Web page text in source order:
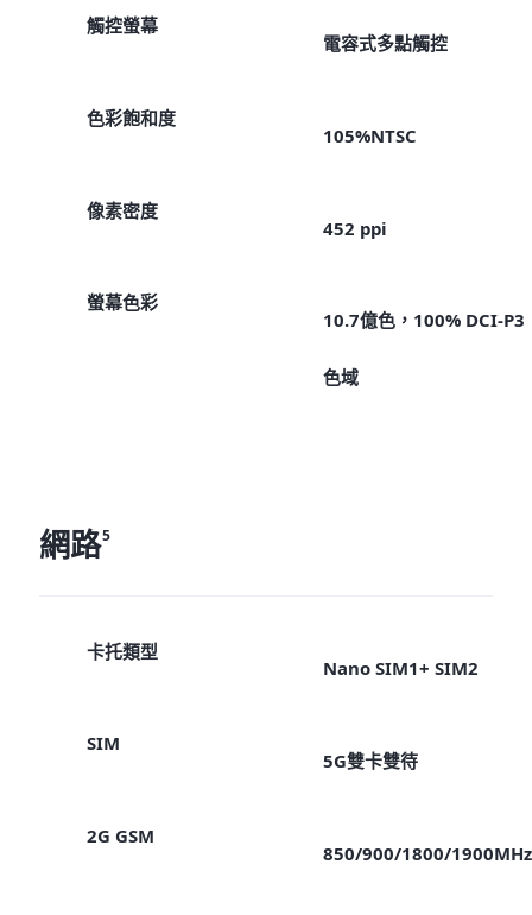
觸控螢幕
電容式多點觸控
色彩飽和度
105%NTSC
像素密度
452 ppi
螢幕色彩
10.7億色，100% DCI-P3
色域
網路5
卡托類型
Nano SIM1+ SIM2
SIM
5G雙卡雙待
2G GSM
850/900/1800/1900MHz